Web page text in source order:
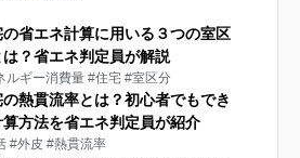
の省エネ計算に用いる３つの室区
は？省エネ判定員が解説
ルギー消費量 #住宅 #室区分
熱貫流率とは？初心者でもでき
算方法を省エネ判定員が紹介
#外皮 #熱貫流率